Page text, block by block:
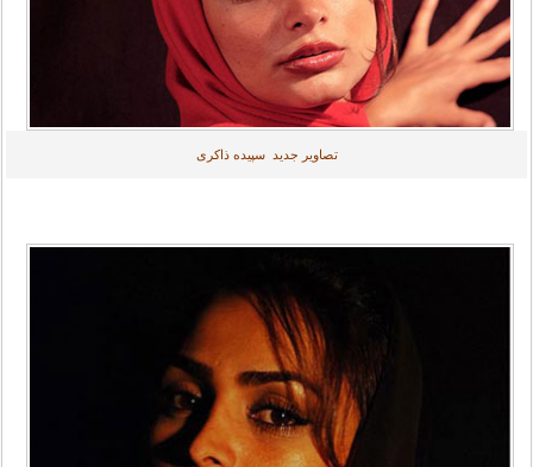
تصاویر جدید سپیده ذاکری